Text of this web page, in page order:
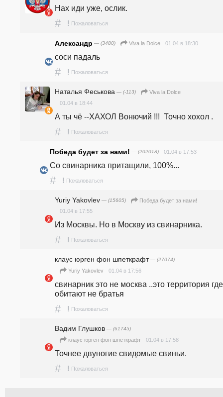
Нах иди уже, ослик.
# ! Пожаловаться
Александр — (3480) Viva la Dolce 01.04 в 18:30
соси падаль
# ! Пожаловаться
Наталья Феськова — (-113)
Viva la Dolce
01.04 в 18:44
А ты чё --ХАХОЛ Вонючий !!!  Точно хохол .
# ! Пожаловаться
Победа будет за нами! — (202018) 01.04 в 17:53
Со свинарника притащили, 100%...
# ! Пожаловаться
Yuriy Yakovlev — (15605)
Победа будет за нами!
01.04 в 17:55
Из Москвы. Но в Москву из свинарника.
# ! Пожаловаться
клаус юрген фон шпеткрафт— (27074)
Yuriy Yakovlev 01.04 в 17:56
свинарник это не москва ..это территория где
обитают не братья
# ! Пожаловаться
Вадим Глушков — (61745)
клаус юрген фон шпеткрафт 01.04 в 17:58
Точнее двуногие свидомые свиньи.
# ! Пожаловаться